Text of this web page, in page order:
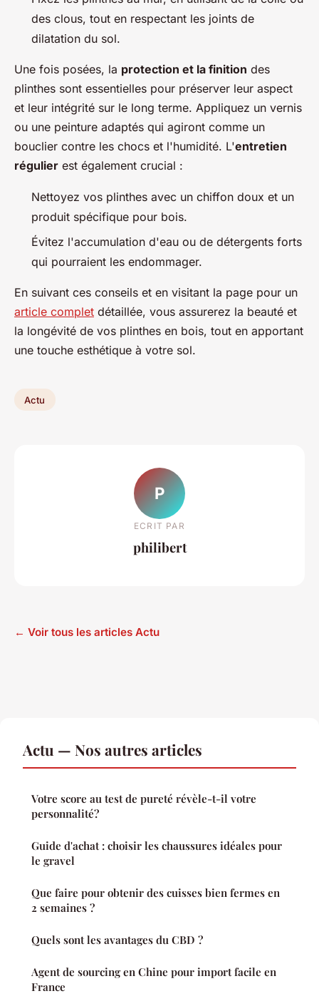
des clous, tout en respectant les joints de
dilatation du sol.
Une fois posées, la protection et la finition des
plinthes sont essentielles pour préserver leur aspect
et leur intégrité sur le long terme. Appliquez un vernis
ou une peinture adaptés qui agiront comme un
bouclier contre les chocs et l'humidité. L'entretien
régulier est également crucial :
Nettoyez vos plinthes avec un chiffon doux et un
produit spécifique pour bois.
Évitez l'accumulation d'eau ou de détergents forts
qui pourraient les endommager.
En suivant ces conseils et en visitant la page pour un
article complet détaillée, vous assurerez la beauté et
la longévité de vos plinthes en bois, tout en apportant
une touche esthétique à votre sol.
Actu
P
ECRIT PAR
philibert
← Voir tous les articles Actu
Actu — Nos autres articles
Votre score au test de pureté révèle-t-il votre
personnalité?
Guide d'achat : choisir les chaussures idéales pour
le gravel
Que faire pour obtenir des cuisses bien fermes en
2 semaines ?
Quels sont les avantages du CBD ?
Agent de sourcing en Chine pour import facile en
France